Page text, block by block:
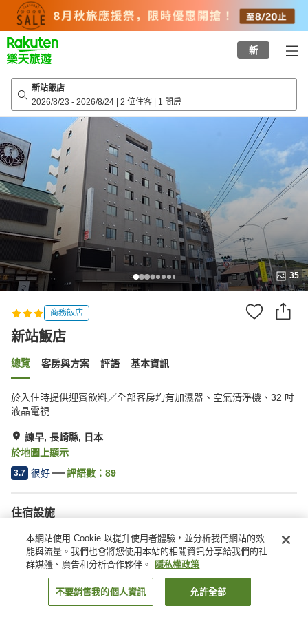
top
page
新
新站飯店
2026/8/23 - 2026/8/24 | 2 位住客 | 1 間房
35
商務飯店
新站飯店
總覽 客房與方案 評語 基本資訊
於入住時提供迎賓飲料／全部客房均有加濕器、空氣清淨機、32 吋
液晶電視
諫早, 長崎縣, 日本
於地圖上顯示
3.7 很好 評語數： 89
住宿設施
停車場
三溫暖
Spa／美容沙龍
餐廳
找客房
本網站使用 Cookie 以提升使用者體驗，並分析我們網站的效
能與流量。我們也會將您使用本站的相關資訊分享給我們的社
群媒體、廣告和分析合作夥伴。
隱私權政策
不要銷售我的個人資訊 允許全部